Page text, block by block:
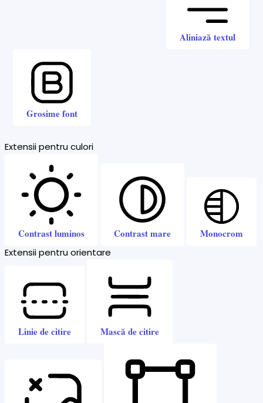
Aliniază textul
Grosime font
Extensii pentru culori
Contrast luminos Contrast mare Monocrom
Extensii pentru orientare
Linie de citire Mască de citire